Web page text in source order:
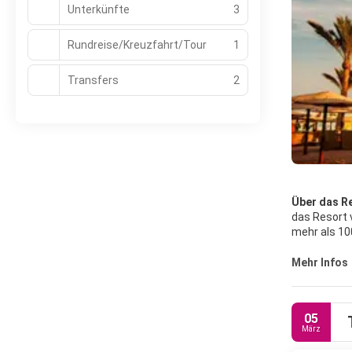
Über das
das Resort
mehr als
bestaunen.
Hurghada
zum Tee
um ein
Mehr Infos
05
März
Unterkünfte 3
Rundreise/Kreuzfahrt/Tour 1
Transfers 2